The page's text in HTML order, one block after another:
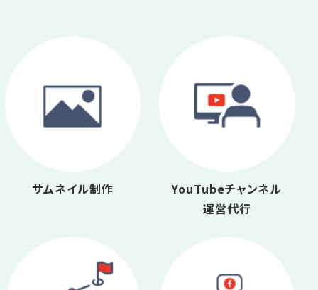
サムネイル制作
YouTubeチャンネル
運営代行